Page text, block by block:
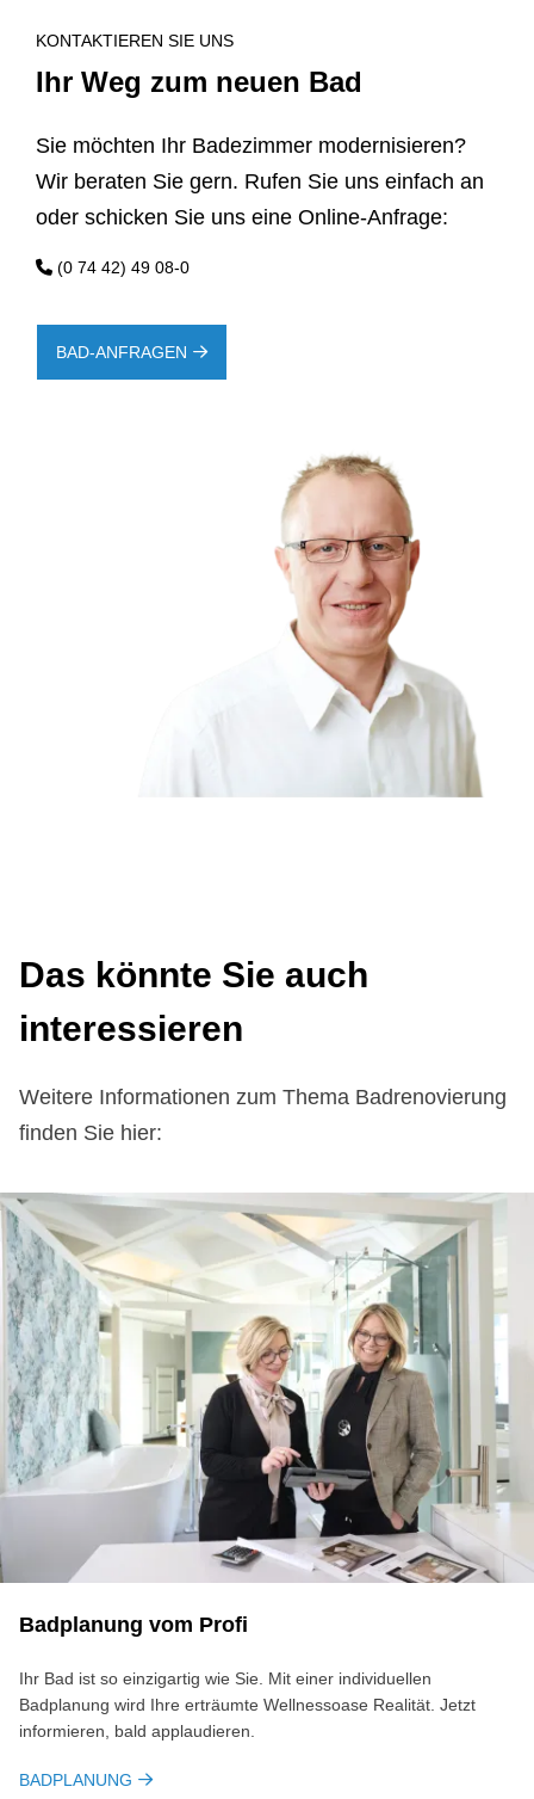
KONTAKTIEREN SIE UNS
Ihr Weg zum neuen Bad
Sie möchten Ihr Badezimmer modernisieren?
Wir beraten Sie gern. Rufen Sie uns einfach an
oder schicken Sie uns eine Online-Anfrage:
(0 74 42) 49 08-0
BAD-ANFRAGEN
Das könnte Sie auch
interessieren
Weitere Informationen zum Thema Badrenovierung
finden Sie hier:
Bad­pla­nung vom Pro­fi
Ihr Bad ist so einzigartig wie Sie. Mit einer individuellen
Badplanung wird Ihre erträumte Wellnessoase Realität. Jetzt
informieren, bald applaudieren.
BADPLANUNG